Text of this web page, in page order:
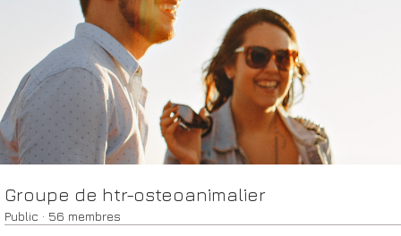
Groupe de htr-osteoanimalier
Public · 56 membres